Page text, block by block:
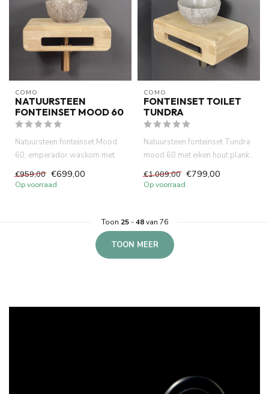
COMO
NATUURSTEEN
FONTEINSET MOOD 60
Natuursteen fonteinset Mood
60, emperador waskom met
€959,00 €699,00
Op voorraad
COMO
FONTEINSET TOILET
TUNDRA
Natuursteen fonteinset Tundra
mood 60 met eiken hout plank .
€1.089,00 €799,00
Op voorraad
Toon 25-48van 76
TOON MEER